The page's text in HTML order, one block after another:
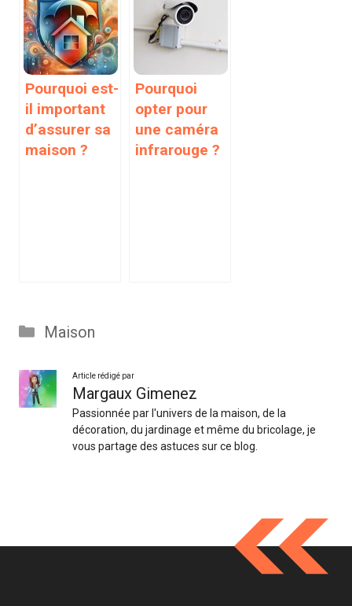
Pourquoi est-
il important
d’assurer sa
maison ?
Pourquoi
opter pour
une caméra
infrarouge ?
Catégories
Maison
Article rédigé par
Margaux Gimenez
Passionnée par l'univers de la maison, de la
décoration, du jardinage et même du bricolage, je
vous partage des astuces sur ce blog.